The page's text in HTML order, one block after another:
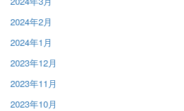
2024年2月
2024年1月
2023年12月
2023年11月
2023年10月